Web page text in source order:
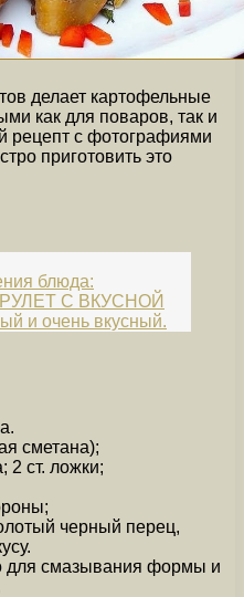
делает картофельные
как для поваров, так и
рецепт с фотографиями
приготовить это
блюда:
С ВКУСНОЙ
и очень вкусный.
сметана);
2 ст. ложки;
черный перец,
для смазывания формы и